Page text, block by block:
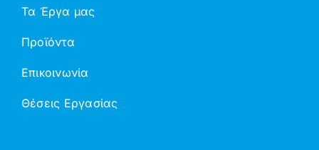
Τα Έργα μας
Προϊόντα
Επικοινωνία
Θέσεις Εργασίας